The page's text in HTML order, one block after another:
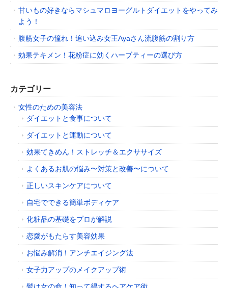
甘いもの好きならマシュマロヨーグルトダイエットをやってみ
よう！
腹筋女子の憧れ！追い込み女王Ayaさん流腹筋の割り方
効果テキメン！花粉症に効くハーブティーの選び方
カテゴリー
女性のための美容法
ダイエットと食事について
ダイエットと運動について
効果てきめん！ストレッチ＆エクササイズ
よくあるお肌の悩み〜対策と改善〜について
正しいスキンケアについて
自宅でできる簡単ボディケア
化粧品の基礎をプロが解説
恋愛がもたらす美容効果
お悩み解消！アンチエイジング法
女子力アップのメイクアップ術